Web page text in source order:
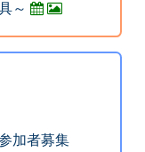
～
加者募集